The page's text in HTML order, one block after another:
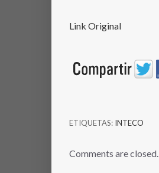
Link Original
ETIQUETAS: INTECO
Comments are closed.